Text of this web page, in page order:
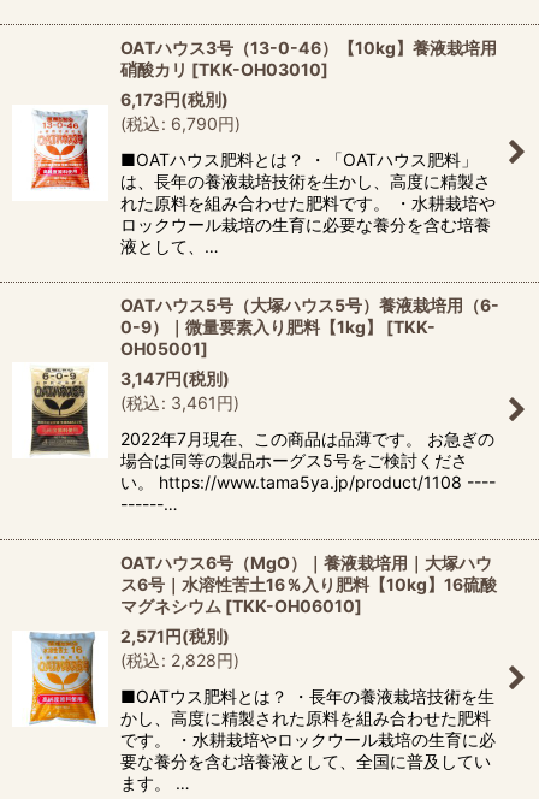
OATハウス3号（13-0-46）【10kg】養液栽培用
硝酸カリ [TKK-OH03010]
6,173円(税別)
(税込: 6,790円)
■OATハウス肥料とは？ ・「OATハウス肥料」
は、長年の養液栽培技術を生かし、高度に精製さ
れた原料を組み合わせた肥料です。 ・水耕栽培や
ロックウール栽培の生育に必要な養分を含む培養
液として、…
OATハウス5号（大塚ハウス5号）養液栽培用（6-
0-9）｜微量要素入り肥料【1kg】
[TKK-
OH05001]
3,147円(税別)
(税込: 3,461円)
2022年7月現在、この商品は品薄です。 お急ぎの
場合は同等の製品ホーグス5号をご検討くださ
い。 https://www.tama5ya.jp/product/1108 ----
------…
OATハウス6号（MgO）｜養液栽培用｜大塚ハウ
ス6号｜水溶性苦土16％入り肥料【10kg】16硫酸
マグネシウム [TKK-OH06010]
2,571円(税別)
(税込: 2,828円)
■OATウス肥料とは？ ・長年の養液栽培技術を生
かし、高度に精製された原料を組み合わせた肥料
です。 ・水耕栽培やロックウール栽培の生育に必
要な養分を含む培養液として、全国に普及してい
ます。 …